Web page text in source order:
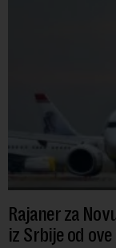
Rajaner za
iz Srbije od ove